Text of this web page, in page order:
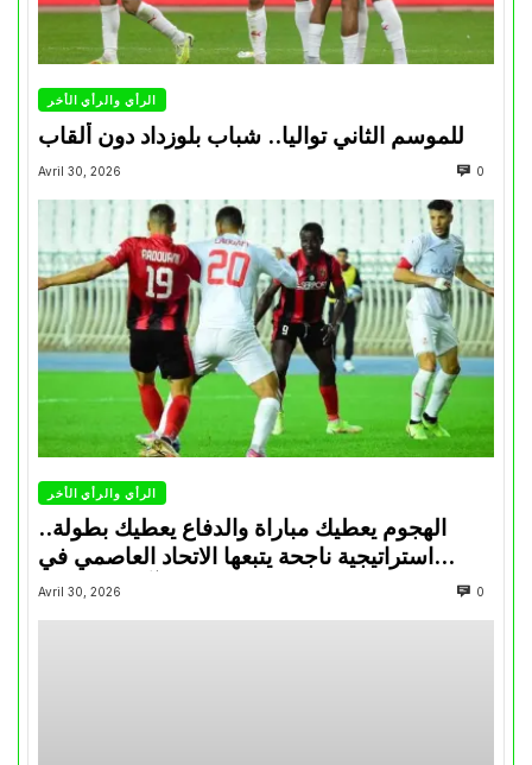
الرأي والرأي الأخر
للموسم الثاني تواليا.. شباب بلوزداد دون ألقاب
Avril 30, 2026 0
الرأي والرأي الأخر
الهجوم يعطيك مباراة والدفاع يعطيك بطولة..
استراتيجية ناجحة يتبعها الاتحاد العاصمي في
تتويجاته آخر السنوات
Avril 30, 2026 0